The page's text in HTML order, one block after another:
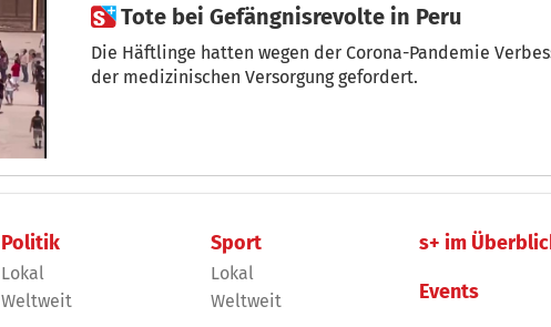
 Tote bei Gefängnisrevolte in Peru
Die Häftlinge hatten wegen der Corona-Pandemie
der medizinischen Versorgung gefordert.
Politik
Lokal
Weltweit
Sport
Lokal
Weltweit
s+ im
Events